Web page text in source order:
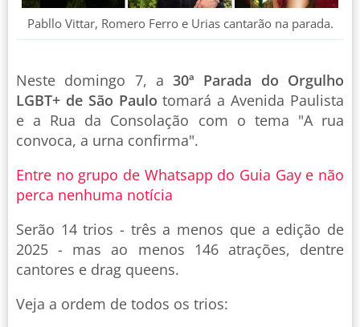
Pabllo Vittar, Romero Ferro e Urias cantarão na parada.
Neste domingo 7, a30ª Parada do Orgulho
LGBT+ de São Paulo tomará a Avenida Paulista
e a Rua da Consolação com o tema "A rua
convoca, a urna confirma".
Entre no grupo de Whatsapp do Guia Gay e não
perca nenhuma notícia
Serão 14 trios - três a menos que a edição de
2025 - mas ao menos 146 atrações, dentre
cantores e drag queens.
Veja a ordem de todos os trios: